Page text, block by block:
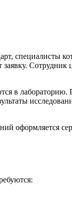
специалисты
Сотрудник
в лабораторию.
оформляется